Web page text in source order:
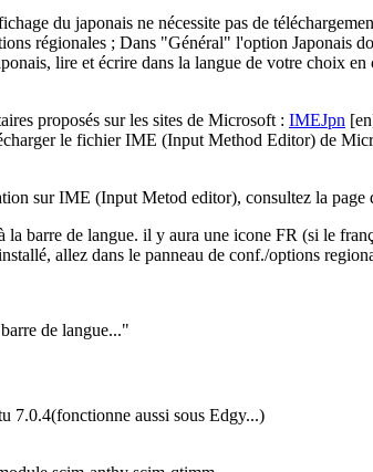
du japonais ne nécessite pas de
régionales ; Dans "Général" l'option Japonais
lire et écrire dans la langue de votre
proposés sur les sites de Microsoft : IMEJpn
le fichier IME (Input Method Editor) de
sur IME (Input Metod editor), consultez la
barre de langue. il y aura une icone FR (si le
allez dans le panneau de conf./options
de langue..."
7.0.4(fonctionne aussi sous Edgy...)